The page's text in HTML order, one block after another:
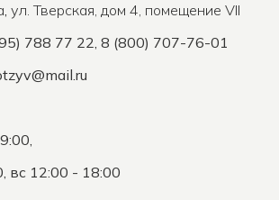
, ул. Тверская, дом 4, помещение VII
788 77 22, 8 (800) 707-76-01
вс 12:00 - 18:00